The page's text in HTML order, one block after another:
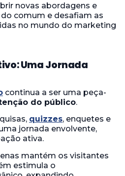
novas abordagens e
comum e desafiam as
no mundo do marketing
Uma Jornada
continua a ser uma peça-
do público.
quizzes, enquetes e
jornada envolvente,
ativa.
mantém os visitantes
estimula o